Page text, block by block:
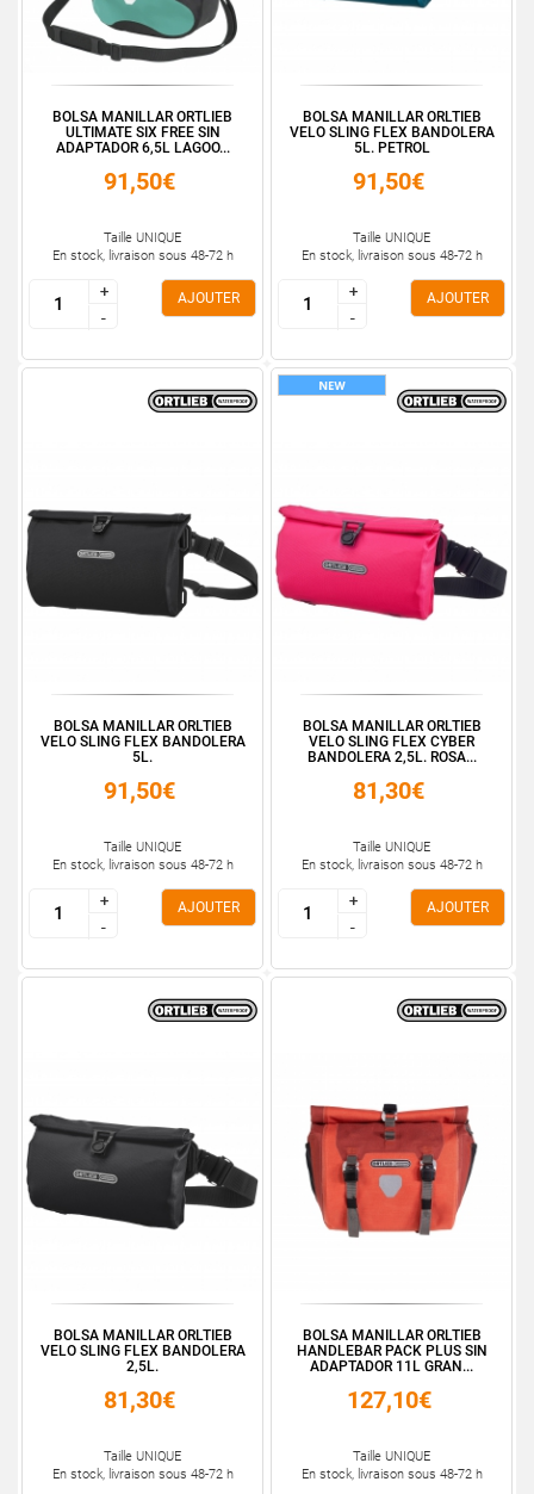
BOLSA MANILLAR ORTLIEB
ULTIMATE SIX FREE SIN
ADAPTADOR 6,5L LAGOO...
91,50€
Taille UNIQUE
En stock, livraison sous 48-72 h
+
-
+
-
AJOUTER
BOLSA MANILLAR ORLTIEB
VELO SLING FLEX BANDOLERA
5L. PETROL
91,50€
Taille UNIQUE
En stock, livraison sous 48-72 h
+
-
+
-
AJOUTER
BOLSA MANILLAR ORLTIEB
VELO SLING FLEX BANDOLERA
5L.
91,50€
Taille UNIQUE
En stock, livraison sous 48-72 h
+
-
+
-
AJOUTER
BOLSA MANILLAR ORLTIEB
VELO SLING FLEX CYBER
BANDOLERA 2,5L. ROSA...
81,30€
Taille UNIQUE
En stock, livraison sous 48-72 h
+
-
+
-
AJOUTER
BOLSA MANILLAR ORLTIEB
VELO SLING FLEX BANDOLERA
2,5L.
81,30€
Taille UNIQUE
En stock, livraison sous 48-72 h
BOLSA MANILLAR ORLTIEB
HANDLEBAR PACK PLUS SIN
ADAPTADOR 11L GRAN...
127,10€
Taille UNIQUE
En stock, livraison sous 48-72 h